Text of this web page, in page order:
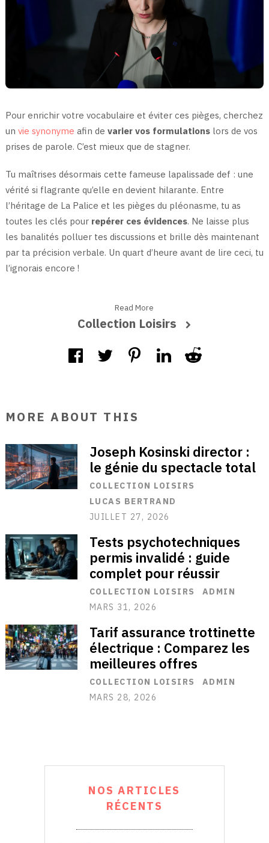
Pour enrichir votre vocabulaire et éviter ces pièges, cherchez
un vie synonyme afin de varier vos formulationslors de vos
prises de parole. C’est mieux que de stagner.
Tu maîtrises désormais cette fameuse lapalissade def : une
vérité si flagrante qu’elle en devient hilarante. Entre
l’héritage de La Palice et les pièges du pléonasme, tu as
toutes les clés pour repérer ces évidences. Ne laisse plus
les banalités polluer tes discussions et brille dès maintenant
par ta précision verbale. Un quart d’heure avant de lire ceci, tu
l’ignorais encore !
Read More
Collection Loisirs
MORE ABOUT THIS
Joseph Kosinski director :
le génie du spectacle total
COLLECTION LOISIRS
LUCAS BERTRAND
JUILLET 27, 2026
Tests psychotechniques
permis invalidé : guide
complet pour réussir
COLLECTION LOISIRS
ADMIN
MARS 31, 2026
Tarif assurance trottinette
électrique : Comparez les
meilleures offres
COLLECTION LOISIRS
ADMIN
MARS 28, 2026
NOS ARTICLES
RÉCENTS